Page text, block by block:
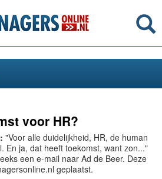
voor HR?
"Voor alle duidelijkheid, HR, de human
En ja, dat heeft toekomst, want zon..."
een e-mail naar Ad de Beer. Deze
geplaatst.